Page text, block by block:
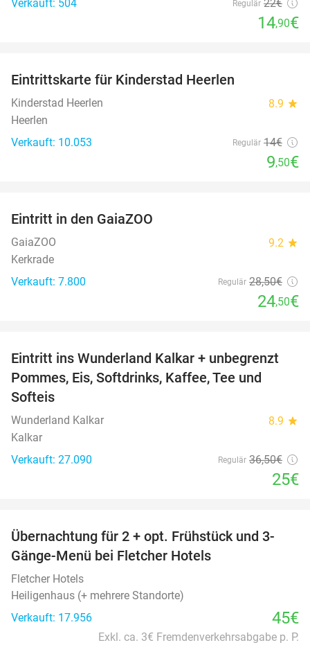
Verkauft: 504 Regulär 22€
14,90€
Eintrittskarte für Kinderstad Heerlen
Kinderstad Heerlen 8.9 star
Heerlen
Verkauft: 10.053
Regulär 14€
9,50€
Eintritt in den GaiaZOO
GaiaZOO 9.2 star
Kerkrade
Verkauft: 7.800
Regulär 28,50€
24,50€
32%
Eintritt ins Wunderland Kalkar + unbegrenzt
Pommes, Eis, Softdrinks, Kaffee, Tee und
Softeis
Wunderland Kalkar 8.9 star
Kalkar
Verkauft: 27.090
Regulär 36,50€
25€
Übernachtung für 2 + opt. Frühstück und 3-
Gänge-Menü bei Fletcher Hotels
Fletcher Hotels
Heiligenhaus (+ mehrere Standorte)
Verkauft: 17.956
45€
Exkl. ca. 3€ Fremdenverkehrsabgabe p. P.